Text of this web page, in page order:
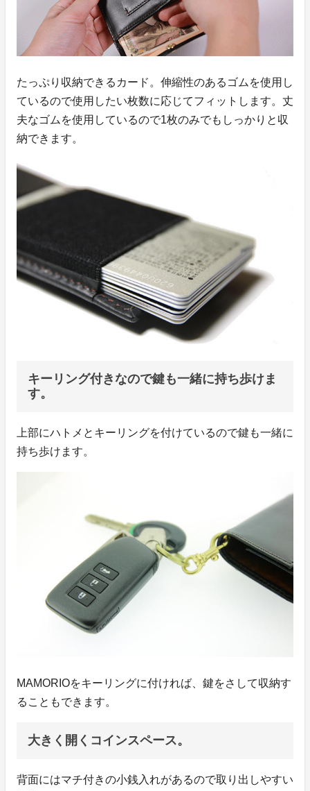
たっぷり収納できるカード。伸縮性のあるゴムを使用し
ているので使用したい枚数に応じてフィットします。丈
夫なゴムを使用しているので1枚のみでもしっかりと収
納できます。
キーリング付きなので鍵も一緒に持ち歩けま
す。
上部にハトメとキーリングを付けているので鍵も一緒に
持ち歩けます。
MAMORIOをキーリングに付ければ、鍵をさして収納す
ることもできます。
大きく開くコインスペース。
背面にはマチ付きの小銭入れがあるので取り出しやすい